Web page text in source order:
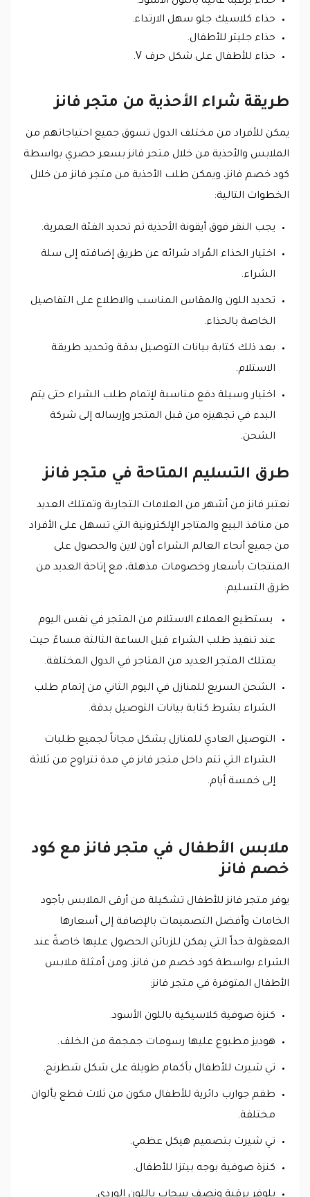
حذاء كلاسيك جلو سهل الارتداء.
حذاء جليتر للأطفال.
حذاء للأطفال على شكل حرف V.
طريقة شراء الأحذية من متجر فانز
يمكن للأفراد من مختلف الدول تسوق جميع احتياجاتهم من
الملابس والأحذية من خلال متجر فانز بسعر حصري بواسطة
كود خصم فانز، ويمكن طلب الأحذية من متجر فانز من خلال
الخطوات التالية:
يجب النقر فوق أيقونة الأحذية ثم تحديد الفئة العمرية.
اختيار الحذاء المُراد شرائه عن طريق إضافته إلى سلة
الشراء.
تحديد اللون والمقاس المناسب والاطلاع على التفاصيل
الخاصة بالحذاء.
بعد ذلك كتابة بيانات التوصيل بدقة وتحديد طريقة
الاستلام.
اختيار وسيلة دفع مناسبة لإتمام طلب الشراء حتى يتم
البدء في تجهيزه من قبل المتجر وإرساله إلى شركة
الشحن.
طرق التسليم المتاحة في متجر فانز
نعتبر فانز من أشهر من العلامات التجارية وتمتلك العديد
من منافذ البيع والمتاجر الإلكترونية التي تسهل على الأفراد
من جميع أنحاء العالم الشراء أون لاين والحصول على
المنتجات بأسعار وخصومات مذهلة، مع إتاحة العديد من
طرق التسليم:
يستطيع العملاء الاستلام من المتجر في نفس اليوم
عند تنفيذ طلب الشراء قبل الساعة الثالثة مساءً حيث
يمتلك المتجر العديد من المتاجر في الدول المختلفة.
الشحن السريع للمنازل في اليوم الثاني من إتمام طلب
الشراء بشرط كتابة بيانات التوصيل بدقة.
التوصيل العادي للمنازل بشكل مجاناً لجميع طلبات
الشراء التي تتم داخل متجر فانز في مدة تتراوح من ثلاثة
إلى خمسة أيام.
ملابس الأطفال في متجر فانز مع كود
خصم فانز
يوفر متجر فانز للأطفال تشكيلة من أرقى الملابس بأجود
الخامات وأفضل التصميمات بالإضافة إلى أسعارها
المعقولة جداً التي يمكن للزبائن الحصول عليها خاصةً عند
الشراء بواسطة كود خصم من فانز، ومن أمثلة ملابس
الأطفال المتوفرة في متجر فانز:
كنزة صوفية كلاسيكية باللون الأسود.
هوديز مطبوع عليها رسومات جمجمة من الخلف.
تي شيرت للأطفال بأكمام طويلة على شكل شطرنج.
طقم جوارب دائرية للأطفال مكون من ثلاث قطع بألوان
مختلفة.
تي شيرت بتصميم هيكل عظمي.
كنزة صوفية بوجه بيتزا للأطفال.